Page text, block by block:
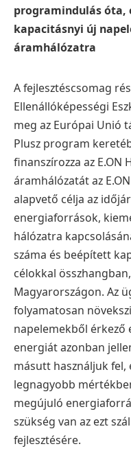
programindulás óta,
kapacitásnyi új
áramhálózatra
A fejlesztéscsomag
Ellenállóképességi
meg az Európai Unió
Plusz program
finanszírozza az
áramhálózatát az
alapvető célja az
energiaforrások,
hálózatra
száma és beépített
célokkal
Magyarországon. Az
folyamatosan
napelemekből érkező
energiát azonban
másutt használjuk fel,
legnagyobb
megújuló
szükség van az ezt
fejlesztésére.